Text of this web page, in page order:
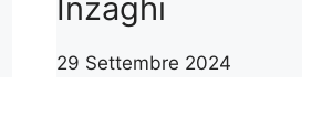
Inzaghi
29 Settembre 2024